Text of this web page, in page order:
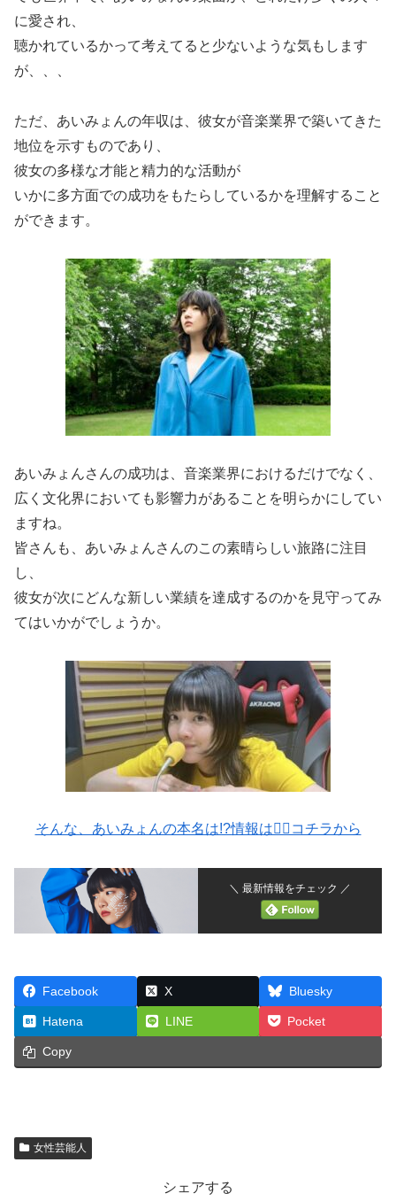
に愛され、
聴かれているかって考えてると少ないような気もします
が、、、
ただ、あいみょんの年収は、彼女が音楽業界で築いてきた
地位を示すものであり、
彼女の多様な才能と精力的な活動が
いかに多方面での成功をもたらしているかを理解すること
ができます。
あいみょんさんの成功は、音楽業界におけるだけでなく、
広く文化界においても影響力があることを明らかにしてい
ますね。
皆さんも、あいみょんさんのこの素晴らしい旅路に注目
し、
彼女が次にどんな新しい業績を達成するのかを見守ってみ
てはいかがでしょうか。
そんな、あいみょんの本名は!?情報は💁‍♀️コチラから
＼ 最新情報をチェック ／
Facebook X Bluesky
Hatena LINE Pocket
Copy
女性芸能人
シェアする